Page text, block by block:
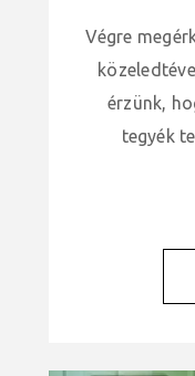
Végre
érzünk,
tegyék